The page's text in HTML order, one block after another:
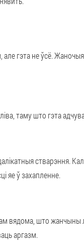
гэта не ўсё. Жаночыя
таму што гэта
стварэння.
яе ў захапленне.
вядома, што
аргазм.